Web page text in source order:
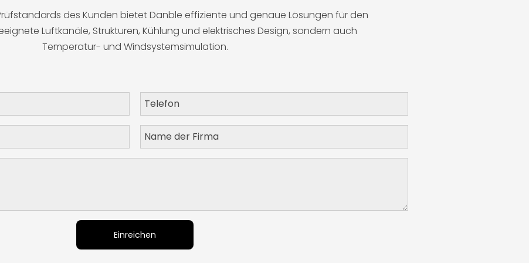
Luftkanäle, Strukturen, Kühlung und elektrisches Design, sondern auch
Temperatur- und Windsystemsimulation.
Einreichen